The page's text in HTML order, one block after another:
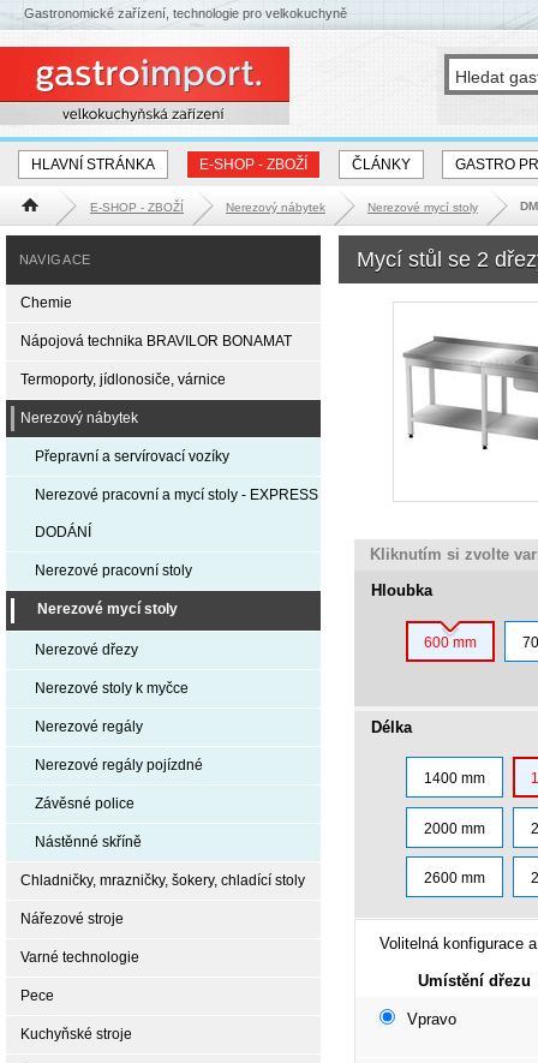
HLAVNÍ STRÁNKA E-SHOP - ZBOŽÍ ČLÁNKY GASTRO
Hlavní stránka E-SHOP - ZBOŽÍ Nerezový nábytek Nerezové mycí stoly
Mycí stůl se 2
Kliknutím si zvolte
Hloubka
600 mm
Délka
1400 mm
2000 mm
2600 mm
Volitelná konfigurace
Umístění dřezu
Vpravo
NAVIGACE
Chemie
Nápojová technika BRAVILOR BONAMAT
Termoporty, jídlonosiče, várnice
Nerezový nábytek
Přepravní a servírovací vozíky
Nerezové pracovní a mycí stoly - EXPRESS
DODÁNÍ
Nerezové pracovní stoly
Nerezové mycí stoly
Nerezové dřezy
Nerezové stoly k myčce
Nerezové regály
Nerezové regály pojízdné
Závěsné police
Nástěnné skříně
Chladničky, mrazničky, šokery, chladící stoly
Nářezové stroje
Varné technologie
Pece
Kuchyňské stroje
Gastronomické zařízení, technologie pro velkokuchyně